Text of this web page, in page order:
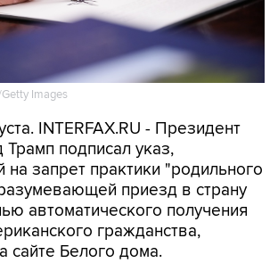
Images
INTERFAX.RU - Президент
подписал указ,
на запрет практики "родильного
приезд в страну
автоматического получения
гражданства,
сайте Белого дома.